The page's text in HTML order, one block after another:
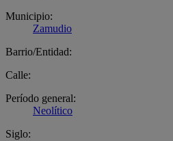
Municipio:
Zamudio
Barrio/Entidad:
Calle:
Período general:
Neolítico
Siglo: